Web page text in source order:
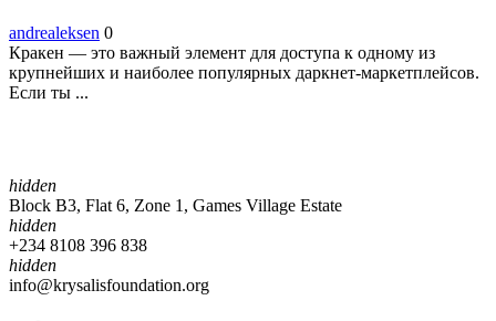
andrealeksen 0
Кракен — это важный элемент для доступа к одному из
крупнейших и наиболее популярных даркнет-маркетплейсов.
Если ты ...
hidden
Block B3, Flat 6, Zone 1, Games Village Estate
hidden
+234 8108 396 838
hidden
info@krysalisfoundation.org